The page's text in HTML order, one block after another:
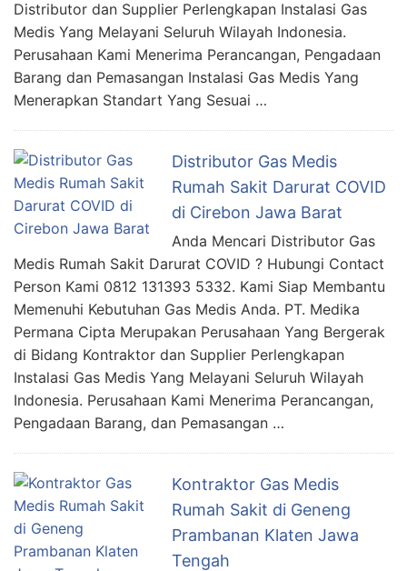
Distributor dan Supplier Perlengkapan Instalasi Gas
Medis Yang Melayani Seluruh Wilayah Indonesia.
Perusahaan Kami Menerima Perancangan, Pengadaan
Barang dan Pemasangan Instalasi Gas Medis Yang
Menerapkan Standart Yang Sesuai …
Distributor Gas Medis
Rumah Sakit Darurat COVID
di Cirebon Jawa Barat
Anda Mencari Distributor Gas
Medis Rumah Sakit Darurat COVID ? Hubungi Contact
Person Kami 0812 131393 5332. Kami Siap Membantu
Memenuhi Kebutuhan Gas Medis Anda. PT. Medika
Permana Cipta Merupakan Perusahaan Yang Bergerak
di Bidang Kontraktor dan Supplier Perlengkapan
Instalasi Gas Medis Yang Melayani Seluruh Wilayah
Indonesia. Perusahaan Kami Menerima Perancangan,
Pengadaan Barang, dan Pemasangan …
Kontraktor Gas Medis
Rumah Sakit di Geneng
Prambanan Klaten Jawa
Tengah